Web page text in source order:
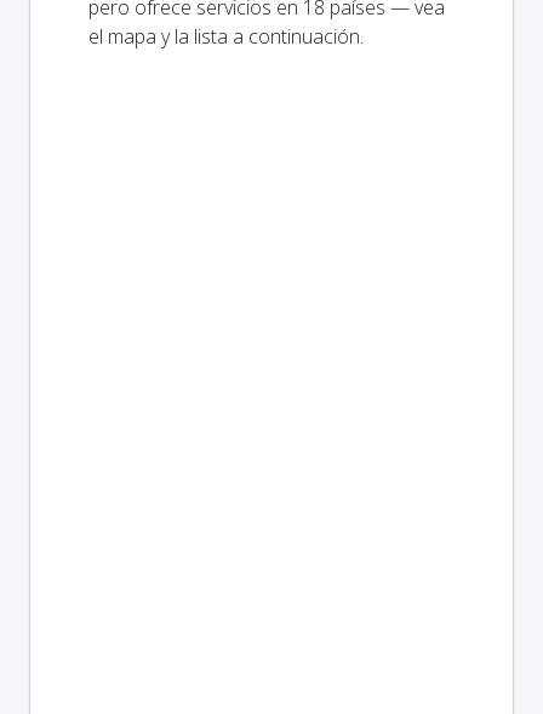
pero ofrece servicios en 18 países — vea
el mapa y la lista a continuación.